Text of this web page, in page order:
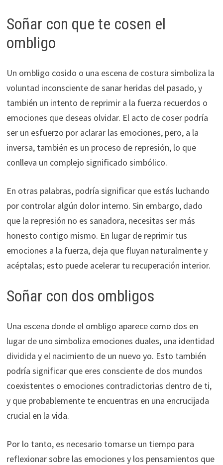
Soñar con que te cosen el
ombligo
Un ombligo cosido o una escena de costura simboliza la
voluntad inconsciente de sanar heridas del pasado, y
también un intento de reprimir a la fuerza recuerdos o
emociones que deseas olvidar. El acto de coser podría
ser un esfuerzo por aclarar las emociones, pero, a la
inversa, también es un proceso de represión, lo que
conlleva un complejo significado simbólico.
En otras palabras, podría significar que estás luchando
por controlar algún dolor interno. Sin embargo, dado
que la represión no es sanadora, necesitas ser más
honesto contigo mismo. En lugar de reprimir tus
emociones a la fuerza, deja que fluyan naturalmente y
acéptalas; esto puede acelerar tu recuperación interior.
Soñar con dos ombligos
Una escena donde el ombligo aparece como dos en
lugar de uno simboliza emociones duales, una identidad
dividida y el nacimiento de un nuevo yo. Esto también
podría significar que eres consciente de dos mundos
coexistentes o emociones contradictorias dentro de ti,
y que probablemente te encuentras en una encrucijada
crucial en la vida.
Por lo tanto, es necesario tomarse un tiempo para
reflexionar sobre las emociones y los pensamientos que